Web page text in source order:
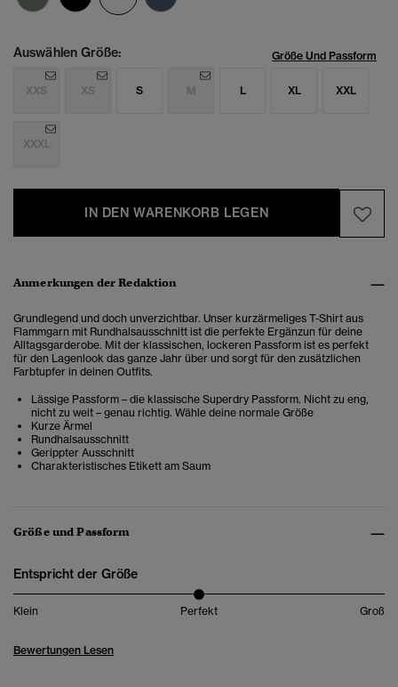
Auswählen Größe: Größe Und Passform
XXS XS S M L XL XXL
XXXL
IN DEN WARENKORB LEGEN
Anmerkungen der Redaktion
Grundlegend und doch unverzichtbar. Unser kurzärmeliges T-Shirt aus
Flammgarn mit Rundhalsausschnitt ist die perfekte Ergänzun für deine
Alltagsgarderobe. Mit der klassischen, lockeren Passform ist es perfekt
für den Lagenlook das ganze Jahr über und sorgt für den zusätzlichen
Farbtupfer in deinen Outfits.
Lässige Passform – die klassische Superdry Passform. Nicht zu eng,
nicht zu weit – genau richtig. Wähle deine normale Größe
Kurze Ärmel
Rundhalsausschnitt
Gerippter Ausschnitt
Charakteristisches Etikett am Saum
Größe und Passform
Entspricht der Größe
Klein Perfekt Groß
Bewertungen Lesen